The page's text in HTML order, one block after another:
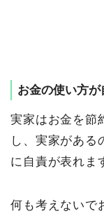
お金の使い方
実家はお金を節
し、実家がある
に自責が表れま
何も考えないで